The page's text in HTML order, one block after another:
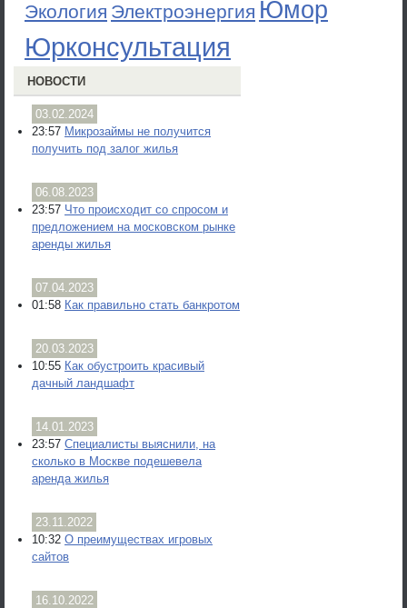
Экология Электроэнергия Юмор
Юрконсультация
НОВОСТИ
03.02.2024
23:57 Микрозаймы не получится
получить под залог жилья
06.08.2023
23:57 Что происходит со спросом и
предложением на московском рынке
аренды жилья
07.04.2023
01:58 Как правильно стать банкротом
20.03.2023
10:55 Как обустроить красивый
дачный ландшафт
14.01.2023
23:57 Специалисты выяснили, на
сколько в Москве подешевела
аренда жилья
23.11.2022
10:32 О преимуществах игровых
сайтов
16.10.2022